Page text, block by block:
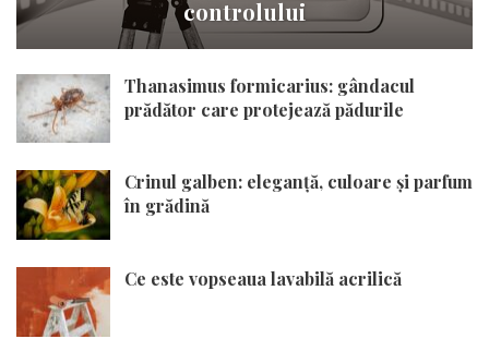
controlului
Thanasimus formicarius: gândacul
prădător care protejează pădurile
Crinul galben: eleganță, culoare și parfum
în grădină
Ce este vopseaua lavabilă acrilică